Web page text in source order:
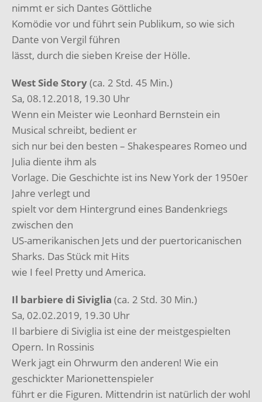
nimmt er sich Dantes Göttliche
Komödie vor und führt sein Publikum, so wie sich
Dante von Vergil führen
lässt, durch die sieben Kreise der Hölle.
West Side Story(ca. 2 Std. 45 Min.)
Sa, 08.12.2018, 19.30 Uhr
Wenn ein Meister wie Leonhard Bernstein ein
Musical schreibt, bedient er
sich nur bei den besten – Shakespeares Romeo und
Julia diente ihm als
Vorlage. Die Geschichte ist ins New York der 1950er
Jahre verlegt und
spielt vor dem Hintergrund eines Bandenkriegs
zwischen den
US-amerikanischen Jets und der puertoricanischen
Sharks. Das Stück mit Hits
wie I feel Pretty und America.
Il barbiere di Siviglia (ca. 2 Std. 30 Min.)
Sa, 02.02.2019, 19.30 Uhr
Il barbiere di Siviglia ist eine der meistgespielten
Opern. In Rossinis
Werk jagt ein Ohrwurm den anderen! Wie ein
geschickter Marionettenspieler
führt er die Figuren. Mittendrin ist natürlich der wohl